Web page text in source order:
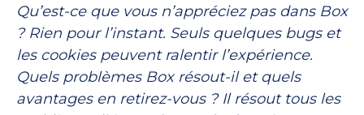
Qu’est-ce que vous n’appréciez pas dans Box
? Rien pour l’instant. Seuls quelques bugs et
les cookies peuvent ralentir l’expérience.
Quels problèmes Box résout-il et quels
avantages en retirez-vous ? Il résout tous les